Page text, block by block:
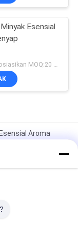
Esensial
Bisa dinegosiasikan MOQ:20 pcs
Aroma
220 V black
Yang Cukup